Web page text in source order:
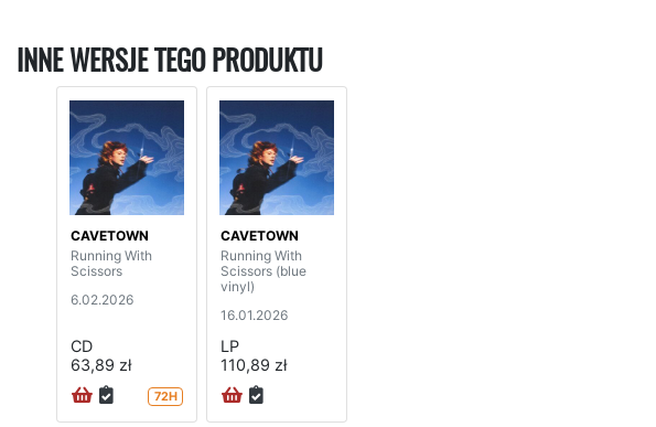
INNE WERSJE TEGO PRODUKTU
CAVETOWN
Running With
Scissors
6.02.2026
CD
63,89 zł
72H
CAVETOWN
Running With
Scissors (blue
vinyl)
16.01.2026
LP
110,89 zł